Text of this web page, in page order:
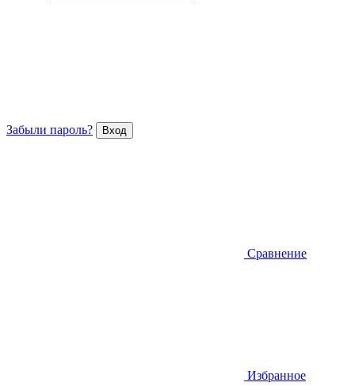
Забыли пароль?
Сравнение
Избранное